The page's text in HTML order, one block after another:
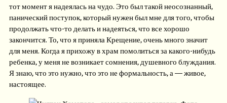
тот момент я надеялась на чудо. Это был такой неосознанный,
панический поступок, который нужен был мне для того, чтобы
продолжать что-то делать и надеяться, что все хорошо
закончится. То, что я приняла Крещение, очень много значит
для меня. Когда я прихожу в храм помолиться за какого-нибудь
ребенка, у меня не возникает сомнения, душевного блуждания.
Я знаю, что это нужно, что это не формальность, а — живое,
настоящее.